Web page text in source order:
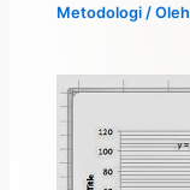
Metodologi /